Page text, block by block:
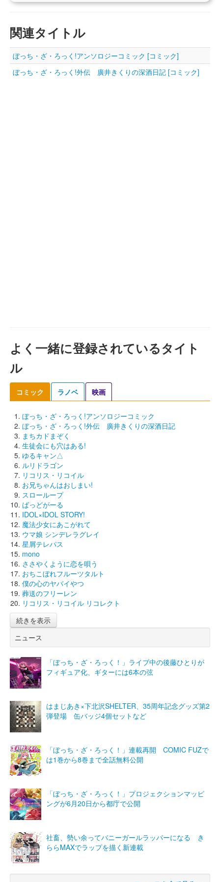
関連タイトル
ぼっち・ざ・ろっく!アンソロジーコミック [コミック]
ぼっち・ざ・ろっく!外伝 廣井きくりの深酒日記 [コミック]
よく一緒に登録されているタイト
ル
コミック ラノベ 映画
ぼっち・ざ・ろっく!アンソロジーコミック
ぼっち・ざ・ろっく!外伝 廣井きくりの深酒日記
まちカドまぞく
生徒会にも穴はある!
ゆるキャン△
ルリドラゴン
リコリス・リコイル
お兄ちゃんはおしまい!
スローループ
ばっどがーる
IDOL×IDOL STORY!
魔法少女にあこがれて
ウマ娘 シンデレラグレイ
星屑テレパス
mono
ささやくように恋を唄う
おちこぼれフルーツタルト
僕の心のヤバイやつ
葬送のフリーレン
リコリス・リコイル リコレクト
続きを表示
ニュース
「ぼっち・ざ・ろっく！」ライブ中の後藤ひとりが
フィギュア化、ギターには6本の弦
はまじあき×下北沢SHELTER、35周年記念グッズ第2
弾登場 缶バッジ4個セットなど
「ぼっち・ざ・ろっく！」連載再開 COMIC FUZで
は1巻から8巻まで全話無料公開
「ぼっち・ざ・ろっく！」プロジェクションマッピ
ングが6月20日から都庁で公開
社畜、勢い余ってバニーガールラッパーになる き
ららMAXでラップを描く新連載